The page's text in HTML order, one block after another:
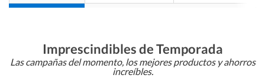
Imprescindibles de Temporada
Las campañas del momento, los mejores productos y ahorros
increíbles.